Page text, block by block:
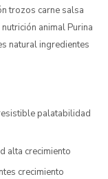
trozos carne salsa
animal Purina
natural ingredientes
palatabilidad
alta crecimiento
crecimiento